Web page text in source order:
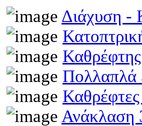
Διάχυση -
Πολλαπλά
Ανάκλαση